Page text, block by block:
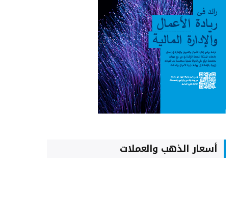
أسعار الذهب والعملات